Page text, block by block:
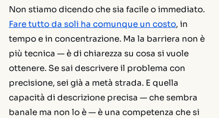
Non stiamo dicendo che sia facile o immediato.
Fare tutto da soli ha comunque un costo, in
tempo e in concentrazione. Ma la barriera non è
più tecnica — è di chiarezza su cosa si vuole
ottenere. Se sai descrivere il problema con
precisione, sei già a metà strada. E quella
capacità di descrizione precisa — che sembra
banale ma non lo è — è una competenza che si